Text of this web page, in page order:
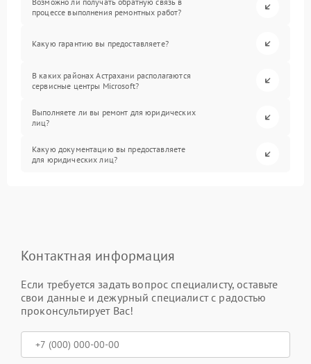
процессе выполнения ремонтных работ?
Какую гарантию вы предоставляете?
В каких районах Астрахани располагаются
сервисные центры Microsoft?
Выполняете ли вы ремонт для юридических
лиц?
Какую документацию вы предоставляете
для юридических лиц?
Контактная информация
Если требуется задать вопрос специалисту, оставьте
свои данные и дежурный специалист с радостью
проконсультирует Вас!